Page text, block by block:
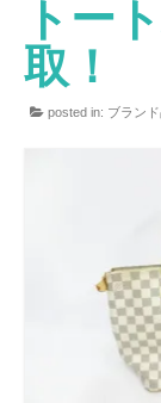
トー
取！
posted in: ブラン